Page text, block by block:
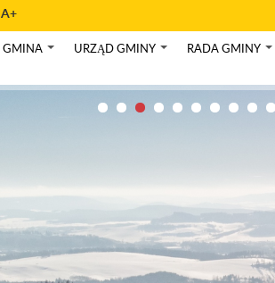
A+
GMINA URZĄD GMINY RADA GMINY